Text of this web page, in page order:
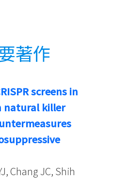
著作
screens in
natural killer
Chang JC, Shih